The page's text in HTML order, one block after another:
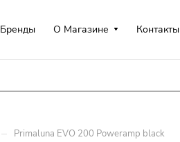
Бренды О Магазине Контакты
– Primaluna EVO 200 Poweramp black